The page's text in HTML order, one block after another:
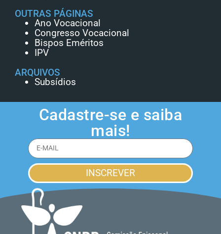
OUTRAS PÁGINAS
Ano Vocacional
Congresso Vocacional
Bispos Eméritos
IPV
ARQUIVOS
Subsídios
Cadastre-se e saiba
mais!
INSCREVER